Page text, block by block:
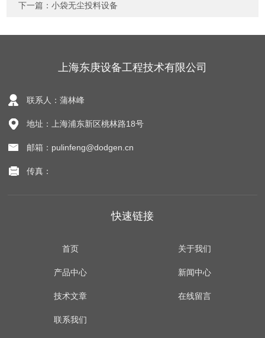
下一篇：小袋无尘投料设备
上海东庚设备工程技术有限公司
联系人：蒲林峰
地址：上海浦东新区桃林路18号
邮箱：pulinfeng@dodgen.cn
传真：
快速链接
首页 关于我们
产品中心 新闻中心
技术文章 在线留言
联系我们